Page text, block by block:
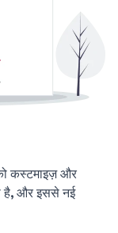
कस्टमाइज़ और
है, और इससे नई